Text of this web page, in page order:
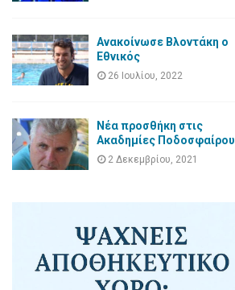
Ανακοίνωσε Βλοντάκη ο
Εθνικός
26 Ιουλίου, 2022
Νέα προσθήκη στις
Ακαδημίες Ποδοσφαίρου
2 Δεκεμβρίου, 2021